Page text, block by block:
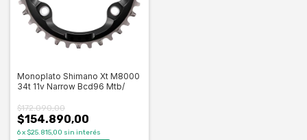
Monoplato Shimano Xt M8000
34t 11v Narrow Bcd96 Mtb/
$154.890,00
$172.090,00
6x $25.815,00 sin interés